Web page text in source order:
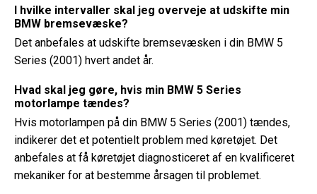
I hvilke intervaller skal jeg overveje at udskifte min
BMW bremsevæske?
Det anbefales at udskifte bremsevæsken i din BMW 5
Series (2001) hvert andet år.
Hvad skal jeg gøre, hvis min BMW 5 Series
motorlampe tændes?
Hvis motorlampen på din BMW 5 Series (2001) tændes,
indikerer det et potentielt problem med køretøjet. Det
anbefales at få køretøjet diagnosticeret af en kvalificeret
mekaniker for at bestemme årsagen til problemet.